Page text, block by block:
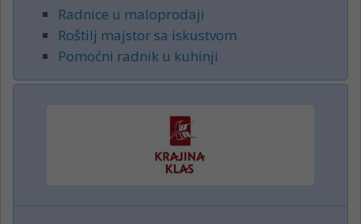
Radnice u maloprodaji
Roštilj majstor sa iskustvom
Pomoćni radnik u kuhinji